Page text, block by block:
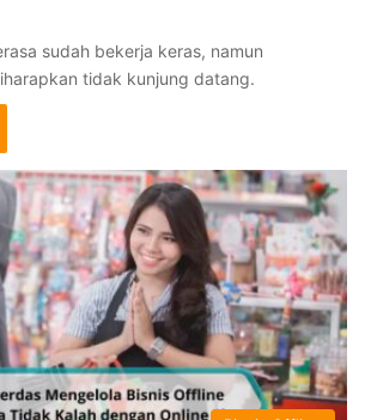
sudah bekerja keras, namun
tidak kunjung datang.